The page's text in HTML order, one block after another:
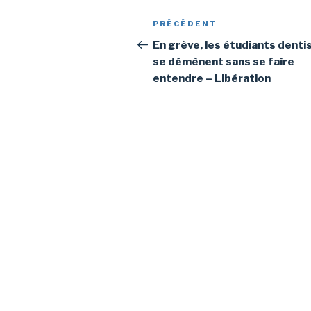
Navigation
de
l’article
Article
précédent
PRÉCÉDENT
En grève, les étudiants
se démènent sans se faire
entendre – Libération